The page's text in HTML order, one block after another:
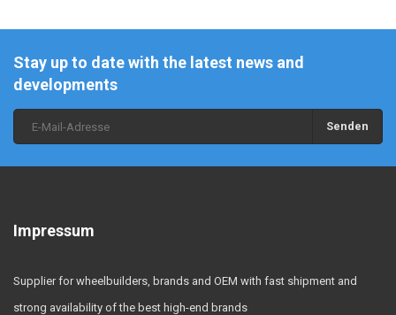
Stay up to date with the latest news and
developments
Senden
Impressum
Supplier for wheelbuilders, brands and OEM with fast shipment and
strong availability of the best high-end brands